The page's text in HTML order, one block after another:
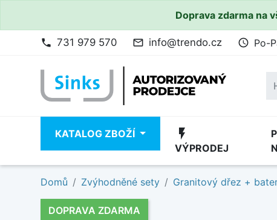
Doprava zdarma na
phone 731 979 570 mail_outline info@trendo.cz access_time Po-
KATALOG ZBOŽÍ flash_on
VÝPRODEJ
Domů Zvýhodněné sety Granitový dřez +
DOPRAVA ZDARMA